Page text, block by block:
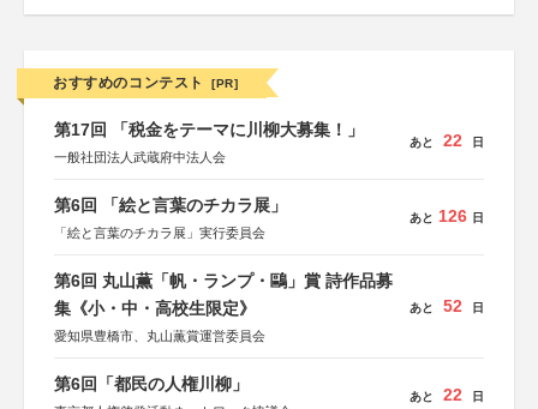
おすすめのコンテスト [PR]
第17回 「税金をテーマに川柳大募集！」
一般社団法人武蔵府中法人会
あと 22 日
第6回 「絵と言葉のチカラ展」
「絵と言葉のチカラ展」実行委員会
あと 126 日
第6回 丸山薫「帆・ランプ・鷗」賞 詩作品募
集《小・中・高校生限定》
愛知県豊橋市、丸山薫賞運営委員会
あと 52 日
第6回「都民の人権川柳」
あと 22 日